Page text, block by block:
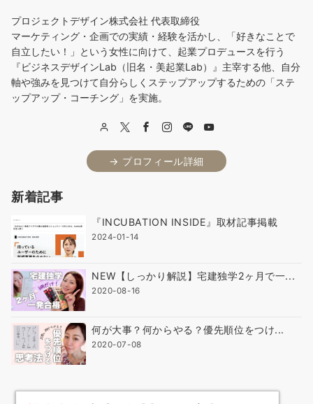
プロジェクトデザイン株式会社 代表取締役
マーケティング・企画での実績・経験を活かし、「好きなことで
自立したい！」という女性に向けて、起業プロデュースを行う
『ビジネスデザインLab（旧名・美起業Lab）』主宰する他、自分
軸や強みを見つけて自分らしくステップアップするための「ステ
ップアップ・コーチング」を実施。
→ プロフィール詳細
新着記事
『INCUBATION INSIDE』取材記事掲載
2024-01-14
NEW【しっかり解説】宅建独学2ヶ月で一...
2020-08-16
何が大事？何からやる？優先順位をつけ...
2020-07-08